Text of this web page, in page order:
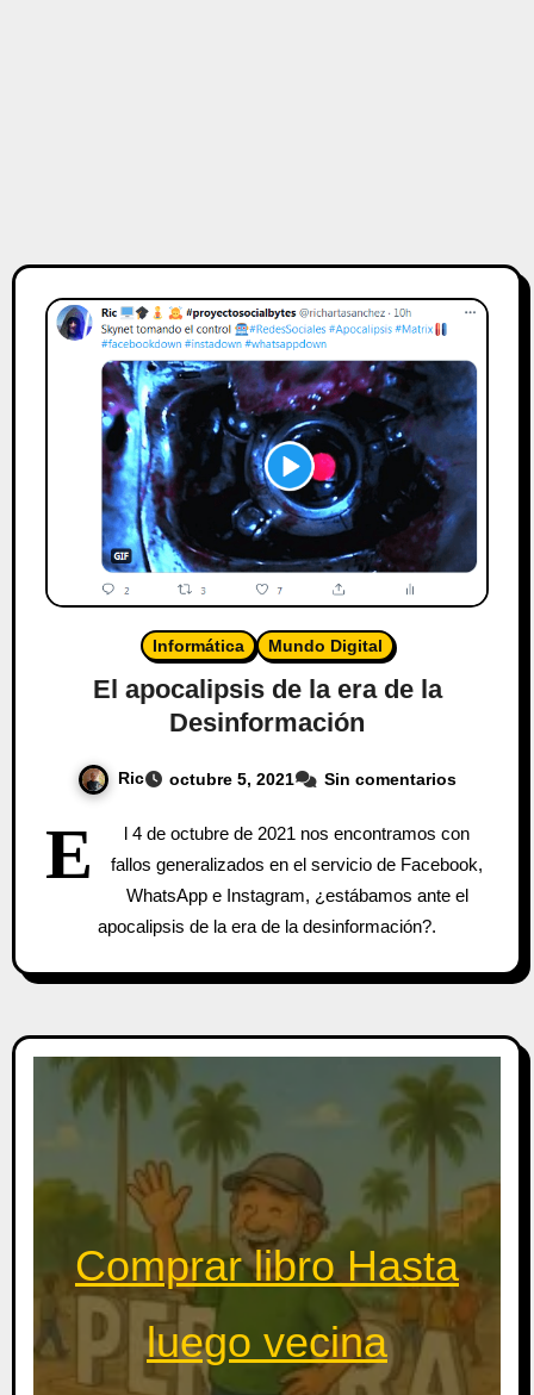
Informática Mundo Digital
El apocalipsis de la era de la
Desinformación
Ric octubre 5, 2021 Sin comentarios
E
l 4 de octubre de 2021 nos encontramos con
fallos generalizados en el servicio de Facebook,
WhatsApp e Instagram, ¿estábamos ante el
apocalipsis de la era de la desinformación?.
Comprar libro Hasta
luego vecina